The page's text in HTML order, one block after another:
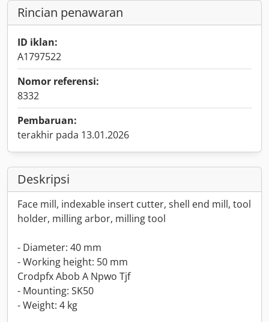
Rincian penawaran
ID iklan:
A1797522
Nomor referensi:
8332
Pembaruan:
terakhir pada 13.01.2026
Deskripsi
Face mill, indexable insert cutter, shell end mill, tool
holder, milling arbor, milling tool
- Diameter: 40 mm
- Working height: 50 mm
Crodpfx Abob A Npwo Tjf
- Mounting: SK50
- Weight: 4 kg